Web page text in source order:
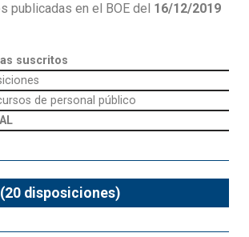
publicadas en el BOE del 16/12/2019
suscritos
de personal público
disposiciones)